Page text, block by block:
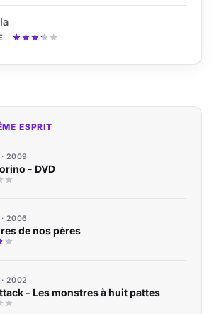
ESPRIT
2009
- DVD
2006
de nos pères
2002
- Les monstres à huit pattes